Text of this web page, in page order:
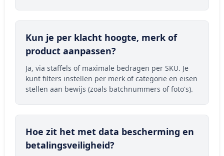
Kun je per klacht hoogte, merk of
product aanpassen?
Ja, via staffels of maximale bedragen per SKU. Je
kunt filters instellen per merk of categorie en eisen
stellen aan bewijs (zoals batchnummers of foto's).
Hoe zit het met data bescherming en
betalingsveiligheid?